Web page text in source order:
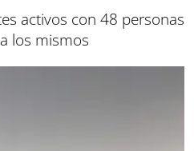
activos con 48 personas
los mismos